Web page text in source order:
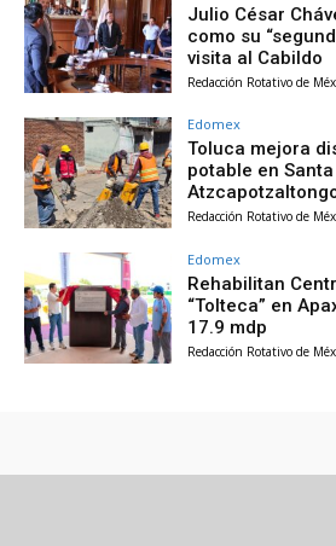
Julio César
como su
visita al Cabildo
Redacción Rotativo de
Edomex
Toluca mejora
potable en
Redacción Rotativo de
Edomex
Rehabilitan
“Tolteca” en
17.9 mdp
Redacción Rotativo de